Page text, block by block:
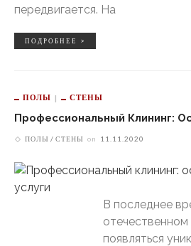
передвигается. На
ПОДРОБНЕЕ >
ПОЛЫ СТЕНЫ
Профессиональный Клининг:
ПОЛЫ СТЕНЫ on 11.11.2020
В последнее
отечественном
появляться